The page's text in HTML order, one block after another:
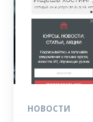
НОВОСТИ